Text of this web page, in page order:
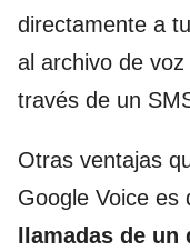
directamente a
al archivo de
través de un
Otras ventajas
Google Voice es
llamadas de